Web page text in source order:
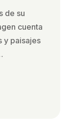
de su
cuenta
y paisajes